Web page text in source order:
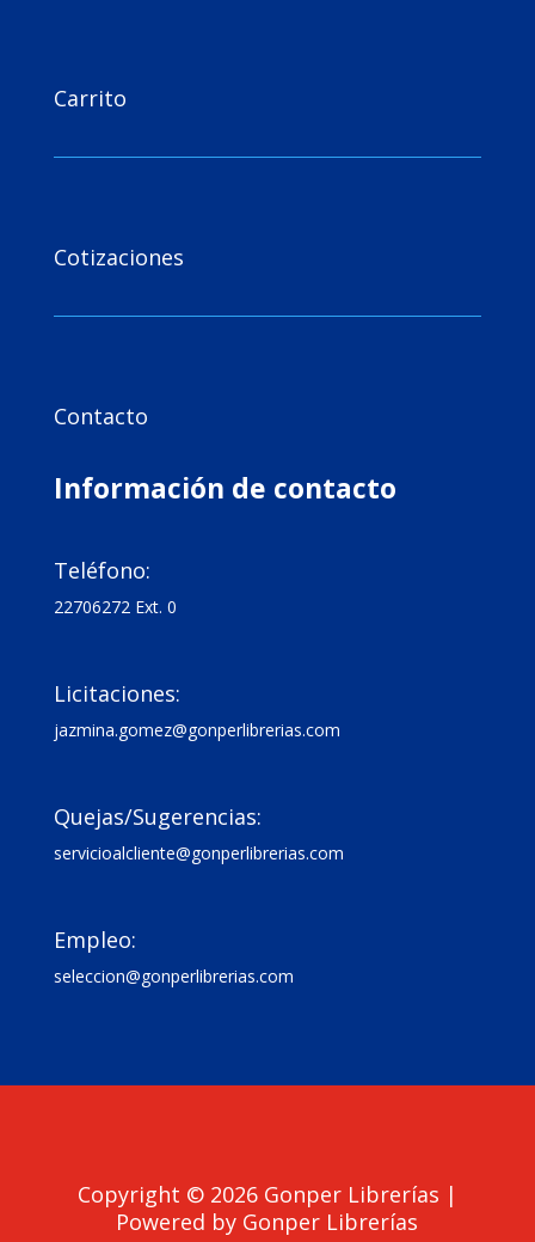
Carrito
Cotizaciones
Contacto
Información de contacto
Teléfono:
22706272 Ext. 0
Licitaciones:
jazmina.gomez@gonperlibrerias.com
Quejas/Sugerencias:
servicioalcliente@gonperlibrerias.com
Empleo:
seleccion@gonperlibrerias.com
Copyright © 2026 Gonper Librerías |
Powered by Gonper Librerías